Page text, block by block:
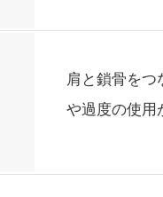
肩と鎖骨を
や過度の使用